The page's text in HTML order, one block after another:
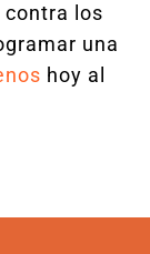
contra los
una
hoy al